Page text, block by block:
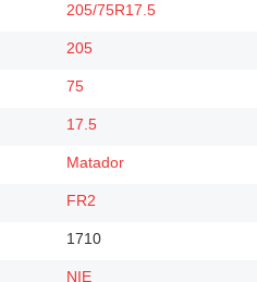
205/75R17.5
205
75
17.5
Matador
FR2
1710
NIE